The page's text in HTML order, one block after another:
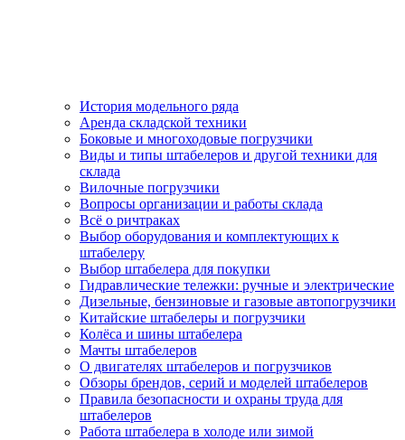
История модельного ряда
Аренда складской техники
Боковые и многоходовые погрузчики
Виды и типы штабелеров и другой техники для
склада
Вилочные погрузчики
Вопросы организации и работы склада
Всё о ричтраках
Выбор оборудования и комплектующих к
штабелеру
Выбор штабелера для покупки
Гидравлические тележки: ручные и электрические
Дизельные, бензиновые и газовые автопогрузчики
Китайские штабелеры и погрузчики
Колёса и шины штабелера
Мачты штабелеров
О двигателях штабелеров и погрузчиков
Обзоры брендов, серий и моделей штабелеров
Правила безопасности и охраны труда для
штабелеров
Работа штабелера в холоде или зимой